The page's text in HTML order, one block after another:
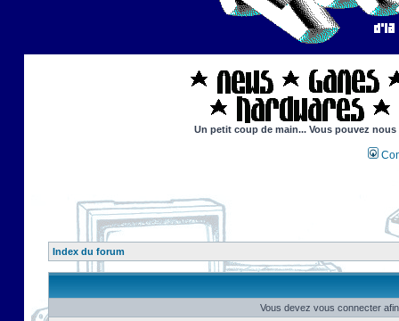
Un petit coup de main... Vous pouvez
Index du forum
Vous devez vous connecter